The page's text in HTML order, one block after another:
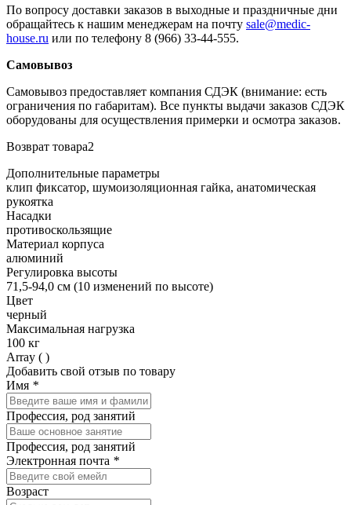
По вопросу доставки заказов в выходные и праздничные дни
обращайтесь к нашим менеджерам на почту sale@medic-
house.ru или по телефону 8 (966) 33-44-555.
Самовывоз
Самовывоз предоставляет компания СДЭК (внимание: есть
ограничения по габаритам). Все пункты выдачи заказов СДЭК
оборудованы для осуществления примерки и осмотра заказов.
Возврат товара2
Дополнительные параметры
клип фиксатор, шумоизоляционная гайка, анатомическая
рукоятка
Насадки
противоскользящие
Материал корпуса
алюминий
Регулировка высоты
71,5-94,0 см (10 изменений по высоте)
Цвет
черный
Максимальная нагрузка
100 кг
Array ( )
Добавить свой отзыв по товару
Имя *
Профессия, род занятий
Профессия, род занятий
Электронная почта *
Возраст